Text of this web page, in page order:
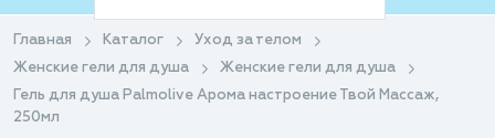
Главная Каталог
Уход за телом
Женские гели для душа
Женские гели для душа
Гель для душа Palmolive Арома настроение Твой Массаж,
250мл